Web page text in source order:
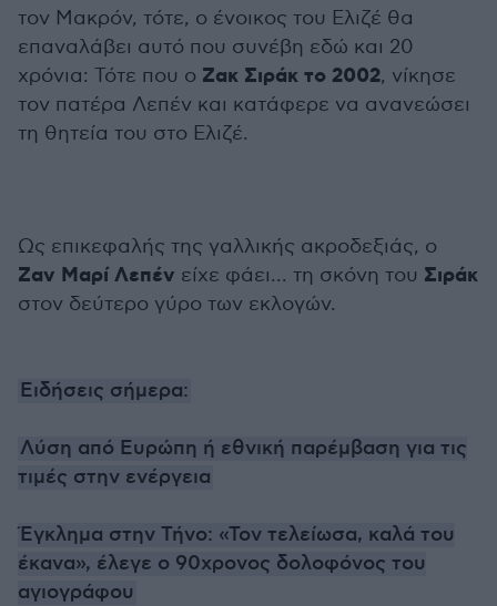
τον Μακρόν, τότε, ο ένοικος του Ελιζέ θα
επαναλάβει αυτό που συνέβη εδώ και 20
χρόνια: Τότε που ο Ζακ Σιράκ το 2002, νίκησε
τον πατέρα Λεπέν και κατάφερε να ανανεώσει
τη θητεία του στο Ελιζέ.
Ως επικεφαλής της γαλλικής ακροδεξιάς, ο
Ζαν Μαρί Λεπέν είχε φάει... τη σκόνη του Σιράκ
στον δεύτερο γύρο των εκλογών.
Ειδήσεις σήμερα:
Λύση από Ευρώπη ή εθνική παρέμβαση για τις
τιμές στην ενέργεια
Έγκλημα στην Τήνο: «Τον τελείωσα, καλά του
έκανα», έλεγε ο 90χρονος δολοφόνος του
αγιογράφου